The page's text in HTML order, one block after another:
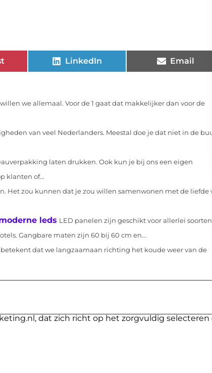
LinkedIn Email
we allemaal. Voor de 1 gaat dat makkelijker dan voor de
van veel Nederlanders. Meestal doe je dat niet in de
laten drukken. Ook kun je bij ons een eigen
klanten of...
Het zou kunnen dat je zou willen samenwonen met de liefde
leds LED panelen zijn geschikt voor allerlei soorten
Gangbare maten zijn 60 bij 60 cm en...
dat we langzaamaan richting het koude weer van de
dat zich richt op het zorgvuldig selecteren